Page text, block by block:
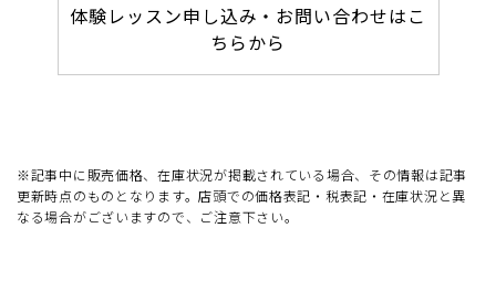
体験レッスン申し込み・お問い合わせはこ
ちらから
※記事中に販売価格、在庫状況が掲載されている場合、その情報は記事
更新時点のものとなります。店頭での価格表記・税表記・在庫状況と異
なる場合がございますので、ご注意下さい。